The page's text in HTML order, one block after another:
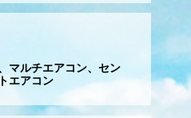
マルチエアコン、セン
エアコン